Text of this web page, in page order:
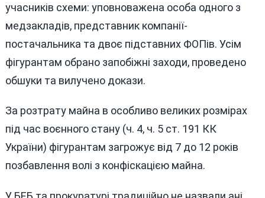
учасників схеми: уповноважена особа одного з
медзакладів, представник компанії-
постачальника та двоє підставних ФОПів. Усім
фігурантам обрано запобіжні заходи, проведено
обшуки та вилучено докази.
За розтрату майна в особливо великих розмірах
під час воєнного стану (ч. 4, ч. 5 ст. 191 КК
України) фігурантам загрожує від 7 до 12 років
позбавлення волі з конфіскацією майна.